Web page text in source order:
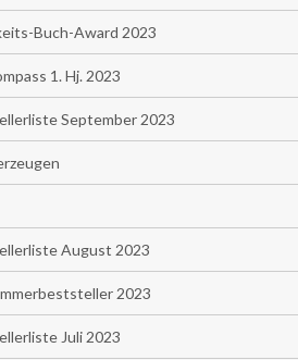
Buch-Award 2023
1. Hj. 2023
September 2023
August 2023
2023
Juli 2023